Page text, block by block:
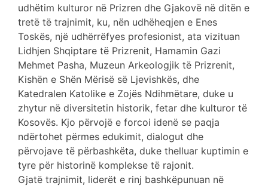
udhëtim kulturor në Prizren dhe Gjakovë në ditën e
tretë të trajnimit, ku, nën udhëheqjen e Enes
Toskës, një udhërrëfyes profesionist, ata vizituan
Lidhjen Shqiptare të Prizrenit, Hamamin Gazi
Mehmet Pasha, Muzeun Arkeologjik të Prizrenit,
Kishën e Shën Mërisë së Ljevishkës, dhe
Katedralen Katolike e Zojës Ndihmëtare, duke u
zhytur në diversitetin historik, fetar dhe kulturor të
Kosovës. Kjo përvojë e forcoi idenë se paqja
ndërtohet përmes edukimit, dialogut dhe
përvojave të përbashkëta, duke thelluar kuptimin e
tyre për historinë komplekse të rajonit.
Gjatë trajnimit, liderët e rinj bashkëpunuan në